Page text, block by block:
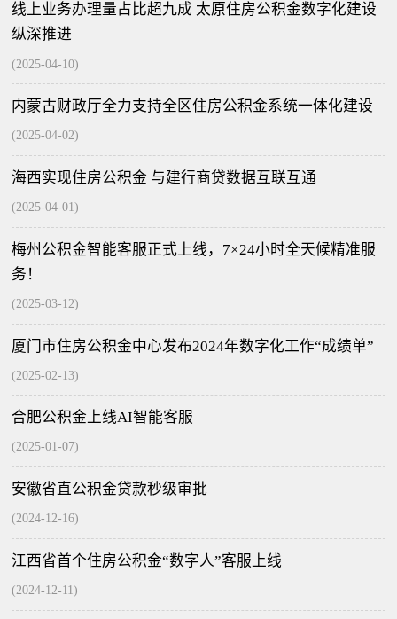
线上业务办理量占比超九成 太原住房公积金数字化建设
纵深推进
(2025-04-10)
内蒙古财政厅全力支持全区住房公积金系统一体化建设
(2025-04-02)
海西实现住房公积金 与建行商贷数据互联互通
(2025-04-01)
梅州公积金智能客服正式上线，7×24小时全天候精准服
务！
(2025-03-12)
厦门市住房公积金中心发布2024年数字化工作“成绩单”
(2025-02-13)
合肥公积金上线AI智能客服
(2025-01-07)
安徽省直公积金贷款秒级审批
(2024-12-16)
江西省首个住房公积金“数字人”客服上线
(2024-12-11)